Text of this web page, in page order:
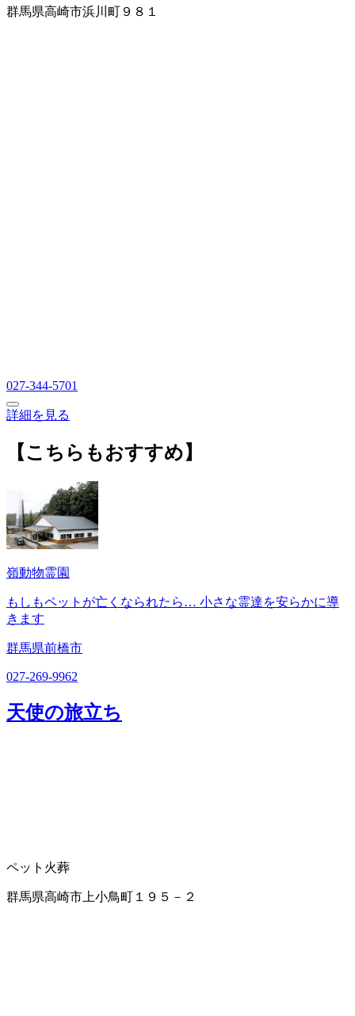
群馬県高崎市浜川町９８１
027-344-5701
詳細を見る
【こちらもおすすめ】
嶺動物霊園
もしもペットが亡くなられたら… 小さな霊達を安らかに導
きます
群馬県前橋市
027-269-9962
天使の旅立ち
ペット火葬
群馬県高崎市上小鳥町１９５－２